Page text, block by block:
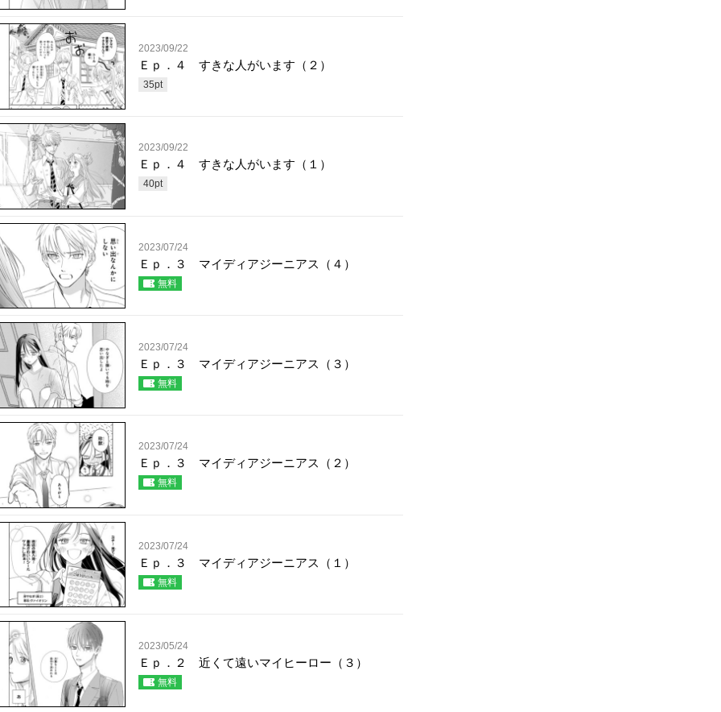
2023/09/22
Ｅｐ．４ すきな人がいます（２）
35pt
2023/09/22
Ｅｐ．４ すきな人がいます（１）
40pt
2023/07/24
Ｅｐ．３ マイディアジーニアス（４）
無料
2023/07/24
Ｅｐ．３ マイディアジーニアス（３）
無料
2023/07/24
Ｅｐ．３ マイディアジーニアス（２）
無料
2023/07/24
Ｅｐ．３ マイディアジーニアス（１）
無料
2023/05/24
Ｅｐ．２ 近くて遠いマイヒーロー（３）
無料